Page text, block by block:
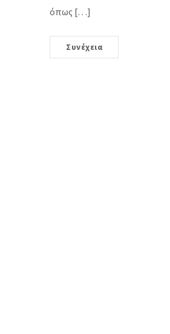
όπως […]
Συνέχεια